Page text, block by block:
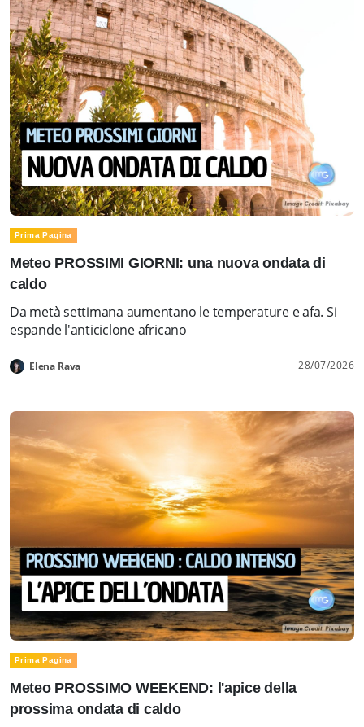
Prima Pagina
Meteo PROSSIMI GIORNI: una nuova ondata di
caldo
Da metà settimana aumentano le temperature e afa. Si
espande l'anticiclone africano
Elena Rava 28/07/2026
Prima Pagina
Meteo PROSSIMO WEEKEND: l'apice della
prossima ondata di caldo